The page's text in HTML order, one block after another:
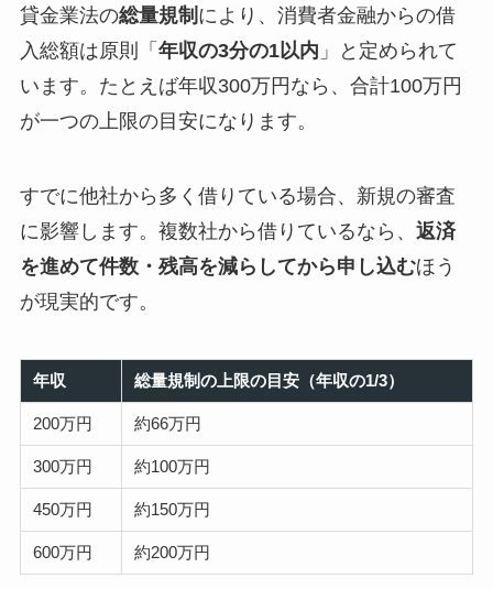
貸金業法の総量規制 により、消費者金融からの借
入総額は原則「 年収の3分の1以内 」と定められて
います。たとえば年収300万円なら、合計100万円
が一つの上限の目安になります。
すでに他社から多く借りている場合、新規の審査
に影響します。複数社から借りているなら、 返済
を進めて件数・残高を減らしてから申し込むほう
が現実的です。
年収 総量規制の上限の目安（年収の1/3）
200万円 約66万円
300万円 約100万円
450万円 約150万円
600万円 約200万円